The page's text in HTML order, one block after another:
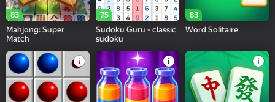
83
Mahjong: Super
Match
75
Sudoku Guru - classic
sudoku
83
Word Solitaire